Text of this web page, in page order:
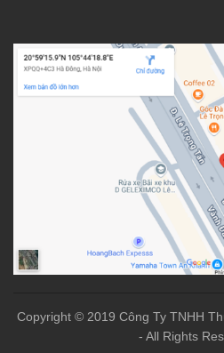
Copyright © 2019 Công Ty TNHH
- All Rights